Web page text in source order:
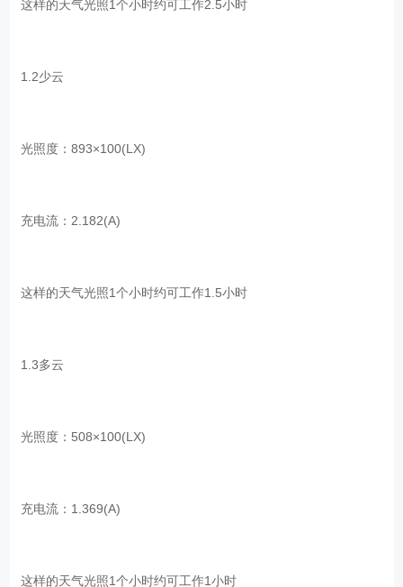
这样的天气光照1个小时约可工作2.5小时
1.2少云
光照度：893×100(LX)
充电流：2.182(A)
这样的天气光照1个小时约可工作1.5小时
1.3多云
光照度：508×100(LX)
充电流：1.369(A)
这样的天气光照1个小时约可工作1小时